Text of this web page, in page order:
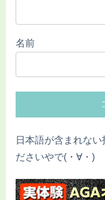
名前
日本語が含まれな
ださいやで(・∀・)